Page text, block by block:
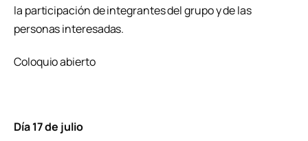
la participación de integrantes del grupo y de las
personas interesadas.
Coloquio abierto
Día 17 de julio